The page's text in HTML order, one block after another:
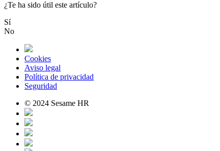
¿Te ha sido útil este artículo?
Sí
No
Cookies
Aviso legal
Política de privacidad
Seguridad
© 2024 Sesame HR